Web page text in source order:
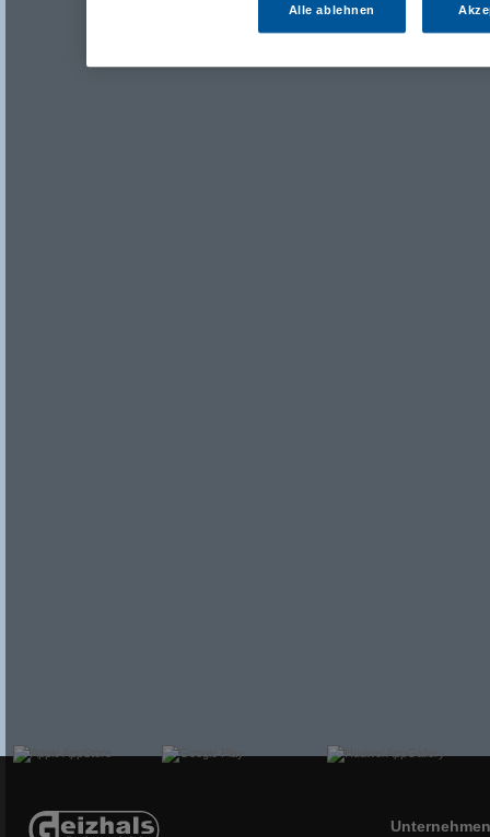
Unternehmen
Alle ablehnen